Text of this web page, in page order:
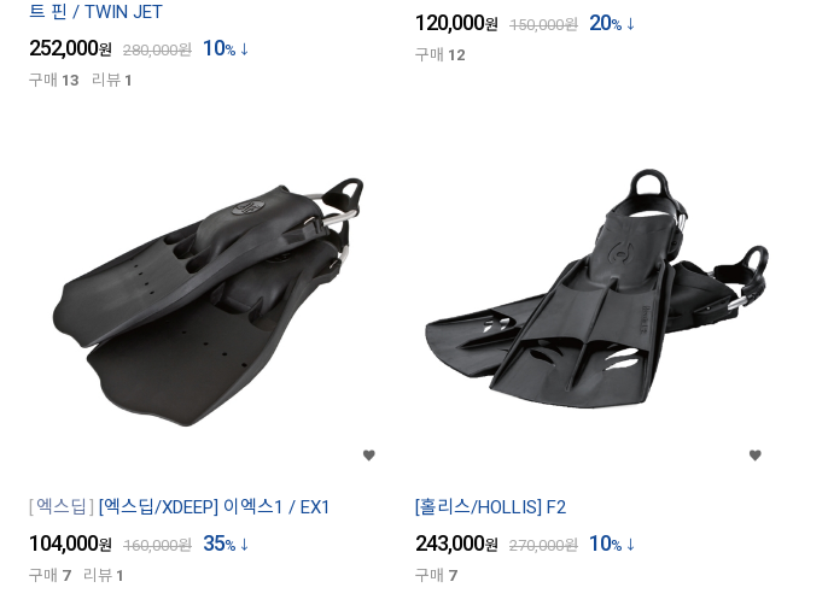
트 핀 / TWIN JET
252,000원 280,000원 10%
구매 13 리뷰 1
120,000원 150,000원 20%
구매 12
엑스딥 [엑스딥/XDEEP] 이엑스1 / EX1
104,000원 160,000원 35%
구매 7 리뷰 1
[홀리스/HOLLIS] F2
243,000원 270,000원 10%
구매 7